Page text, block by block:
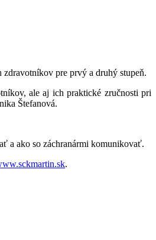
pre prvý a druhý stupeň.
ale aj ich praktické zručnosti pri
Štefanová.
a ako so záchranármi komunikovať.
.